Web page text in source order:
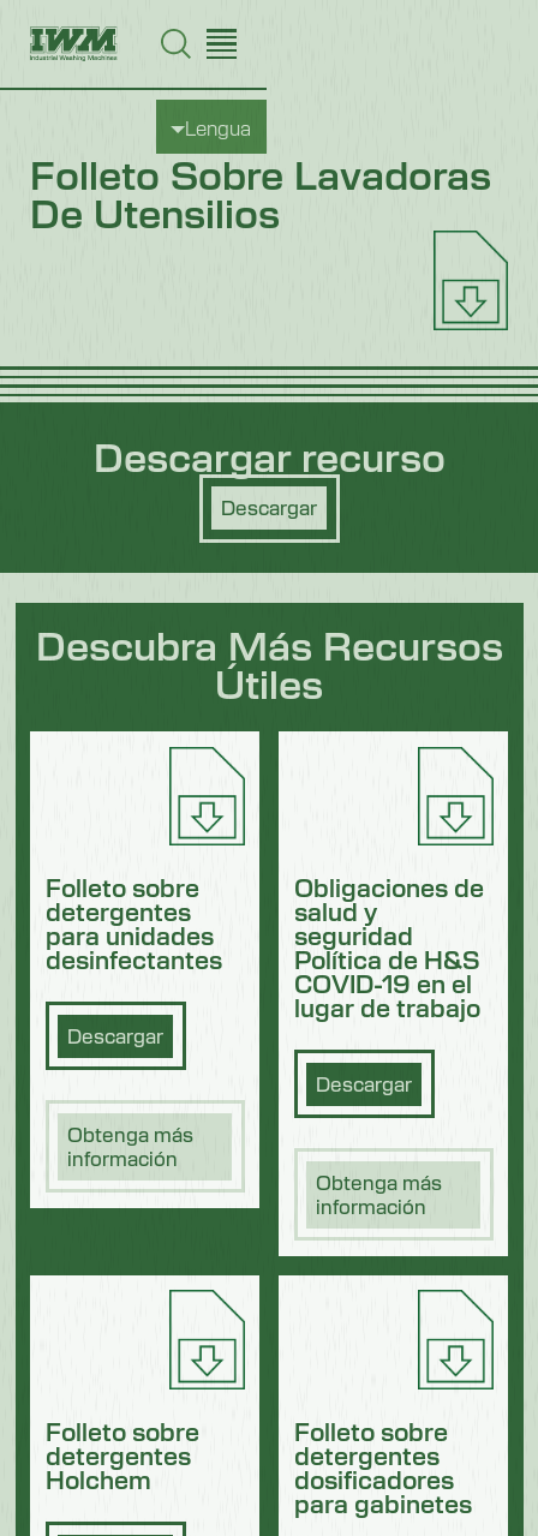
Lengua
Folleto Sobre Lavadoras
De Utensilios
Descargar recurso
Descargar
Descubra Más Recursos
Útiles
Folleto sobre
detergentes
para unidades
desinfectantes
Descargar
Obtenga más
información
Obligaciones de
salud y
seguridad
Política de H&S
COVID-19 en el
lugar de trabajo
Descargar
Obtenga más
información
Folleto sobre
detergentes
Holchem
Folleto sobre
detergentes
dosificadores
para gabinetes